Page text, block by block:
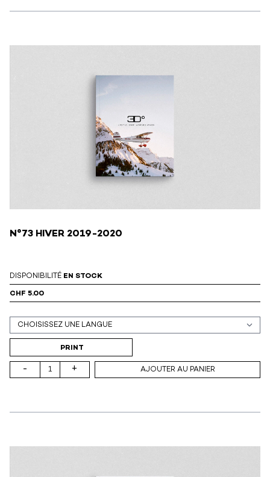
N°73 HIVER 2019-2020
DISPONIBILITÉ EN STOCK
CHF 5.00
Support (print ou digital)
PRINT
- + AJOUTER AU PANIER